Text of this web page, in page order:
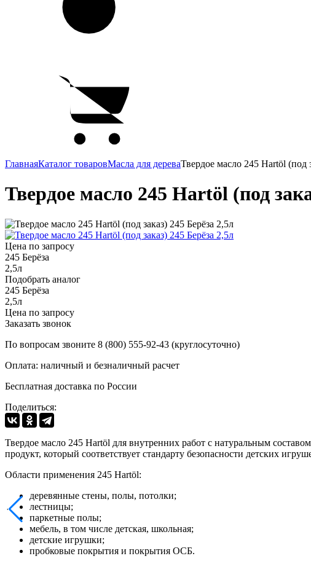
ГлавнаяКаталог товаровМасла для дереваТвердое масло 245 Hartöl (под
Твердое масло 245 Hartöl (под
Цена по запросу
245 Берёза
2,5л
Подобрать аналог
245 Берёза
2,5л
Цена по запросу
Заказать звонок
По вопросам звоните 8 (800) 555-92-43 (круглосуточно)
Оплата: наличный и безналичный расчет
Бесплатная доставка по России
Поделиться:
Твердое масло 245 Hartöl для внутренних работ с натуральным
продукт, который соответствует стандарту безопасности детских
Области применения 245 Hartöl:
деревянные стены, полы, потолки;
лестницы;
паркетные полы;
мебель, в том числе детская, школьная;
детские игрушки;
пробковые покрытия и покрытия ОСБ.